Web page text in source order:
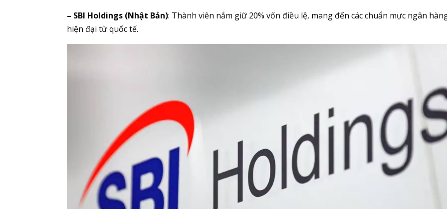
– SBI Holdings (Nhật Bản): Thành viên nắm giữ 20% vốn điều lệ, mang đến các chuẩn mực ngân
hiện đại từ quốc tế.